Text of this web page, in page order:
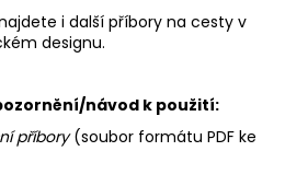
i další příbory na cesty v
designu.
návod k použití:
příbory (soubor formátu PDF ke